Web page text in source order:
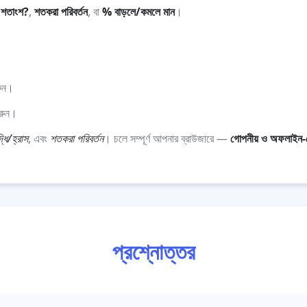
, শতকরা পরিবর্তন, বা% বাড়লে/কমলে মান।
হ্রাস, এবং শতকরা পরিবর্তন। চলে সম্পূর্ণ আপনার ব্রাউজারে —গোপনীয় ও অফলাইন-
প্রশ্নোত্তর